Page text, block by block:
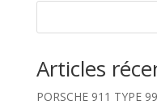
Articles
PORSCHE 911 TYPE